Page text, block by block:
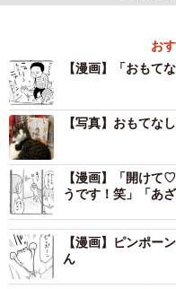
お
【漫画】「おもて
【写真】おもてな
【漫画】「開け
うです！笑」「あざ
【漫画】ピンポー
ん